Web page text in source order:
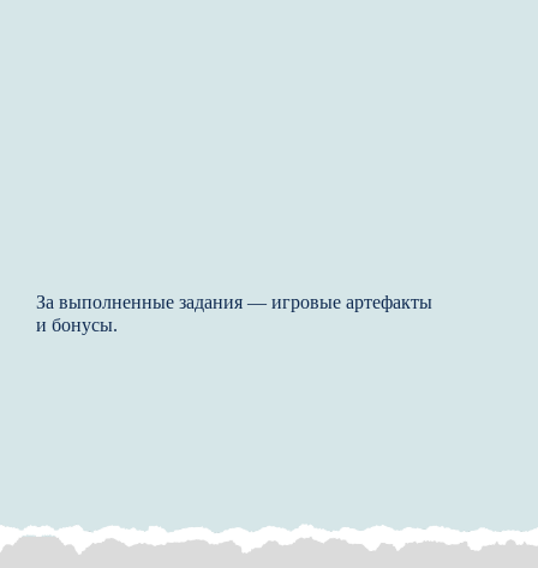
За выполненные задания — игровые артефакты
и бонусы.